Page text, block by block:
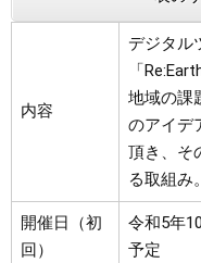
内容
デジタル
「
地域の課
のアイデ
頂き、そ
る取組み。
開催日（初
回）
令和5年
予定